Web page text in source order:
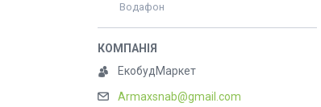
Водафон
ЕкобудМаркет
Armaxsnab@gmail.com